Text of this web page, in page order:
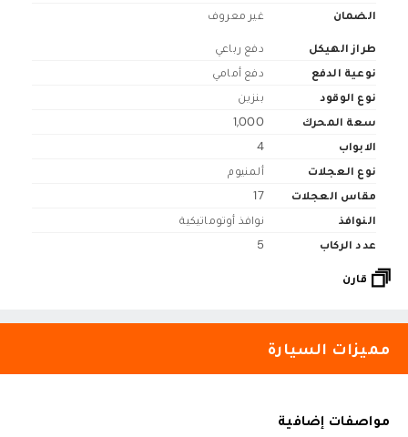
الضمان
غير معروف
طراز الهيكل
دفع رباعي
نوعية الدفع
دفع أمامي
نوع الوقود
بنزين
سعة المحرك
1,000
الابواب
4
نوع العجلات
ألمنيوم
مقاس العجلات
17
النوافذ
نوافذ أوتوماتيكية
عدد الركاب
5
قارن
مميزات السيارة
مواصفات إضافية